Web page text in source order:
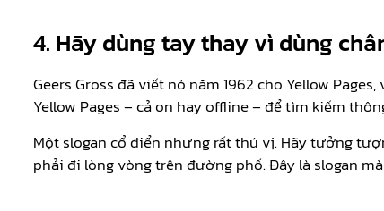
4. Hãy dùng tay thay vì dùng
Geers Gross đã viết nó năm 1962 cho Yellow
Yellow Pages – cả on hay offline – để tìm kiếm
Một slogan cổ điển nhưng rất thú vị. Hãy tưởng
phải đi lòng vòng trên đường phố. Đây là slogan